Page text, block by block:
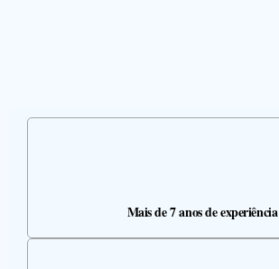
Mais de 7 anos de experiência